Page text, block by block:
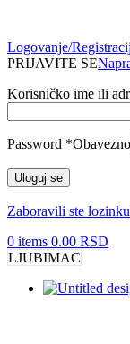
Logovanje/
PRIJAVITE SE
Korisničko ime ili
Password *Obavezno
Uloguj se
Zaboravili ste
0 items 0.00 RSD
LJUBIMAC